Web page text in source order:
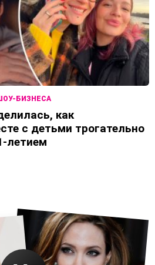
БИЗНЕСА
как
с детьми трогательно
летием